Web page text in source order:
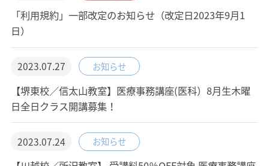
「利用規約」一部改定のお知らせ（改定日2023年9月1
日）
2023.07.27 お知らせ
【堺東校／信太山教室】医療事務講座(医科）8月生木曜
日全日クラス開講募集！
2023.07.24 お知らせ